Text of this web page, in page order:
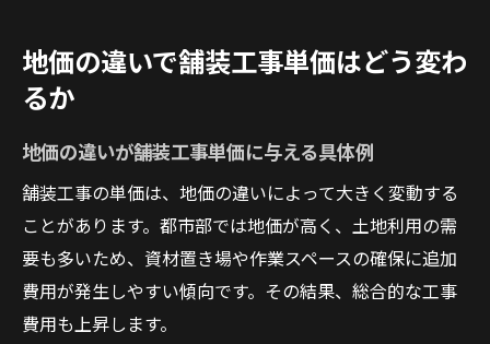
地価の違いで舗装工事単価はどう変わ
るか
地価の違いが舗装工事単価に与える具体例
舗装工事の単価は、地価の違いによって大きく変動する
ことがあります。都市部では地価が高く、土地利用の需
要も多いため、資材置き場や作業スペースの確保に追加
費用が発生しやすい傾向です。その結果、総合的な工事
費用も上昇します。